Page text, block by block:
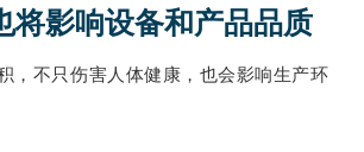
将影响设备和产品品质
，不只伤害人体健康，也会影响生产环